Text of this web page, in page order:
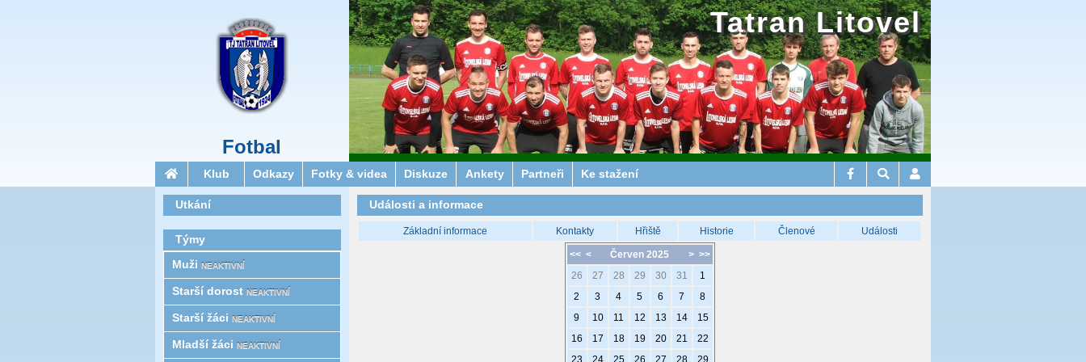
Fotbal
Tatran Litovel
Klub Odkazy Fotky & videa Diskuze Ankety Partneři Ke stažení
Události a informace
Základní informace Kontakty Hřiště Historie Členové Události
<< < > >>
Červen 2025
26
27 28 29 30 31
1
2
3 4 5 6 7
8
9
10 11 12 13 14
15
16
17 18 19 20 21
22
23
24 25 26 27 28
29
Utkání
Týmy
Muži NEAKTIVNÍ
Starší­ dorost NEAKTIVNÍ
Starší žáci NEAKTIVNÍ
Mladší žáci NEAKTIVNÍ